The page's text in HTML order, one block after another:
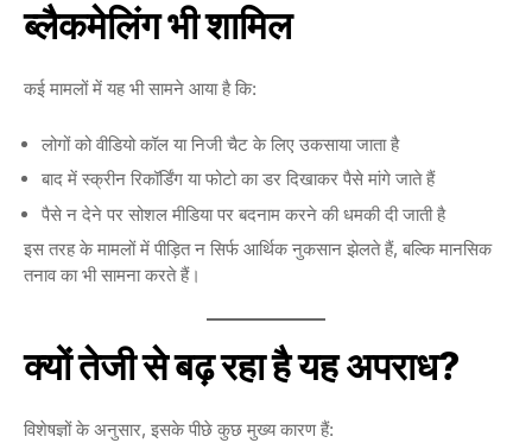
ब्लैकमेलिंग भी शामिल
कई मामलों में यह भी सामने आया है कि:
लोगों को वीडियो कॉल या निजी चैट के लिए उकसाया जाता है
बाद में स्क्रीन रिकॉर्डिंग या फोटो का डर दिखाकर पैसे मांगे जाते हैं
पैसे न देने पर सोशल मीडिया पर बदनाम करने की धमकी दी जाती है
इस तरह के मामलों में पीड़ित न सिर्फ आर्थिक नुकसान झेलते हैं, बल्कि मानसिक
तनाव का भी सामना करते हैं।
क्यों तेजी से बढ़ रहा है यह अपराध?
विशेषज्ञों के अनुसार, इसके पीछे कुछ मुख्य कारण हैं: